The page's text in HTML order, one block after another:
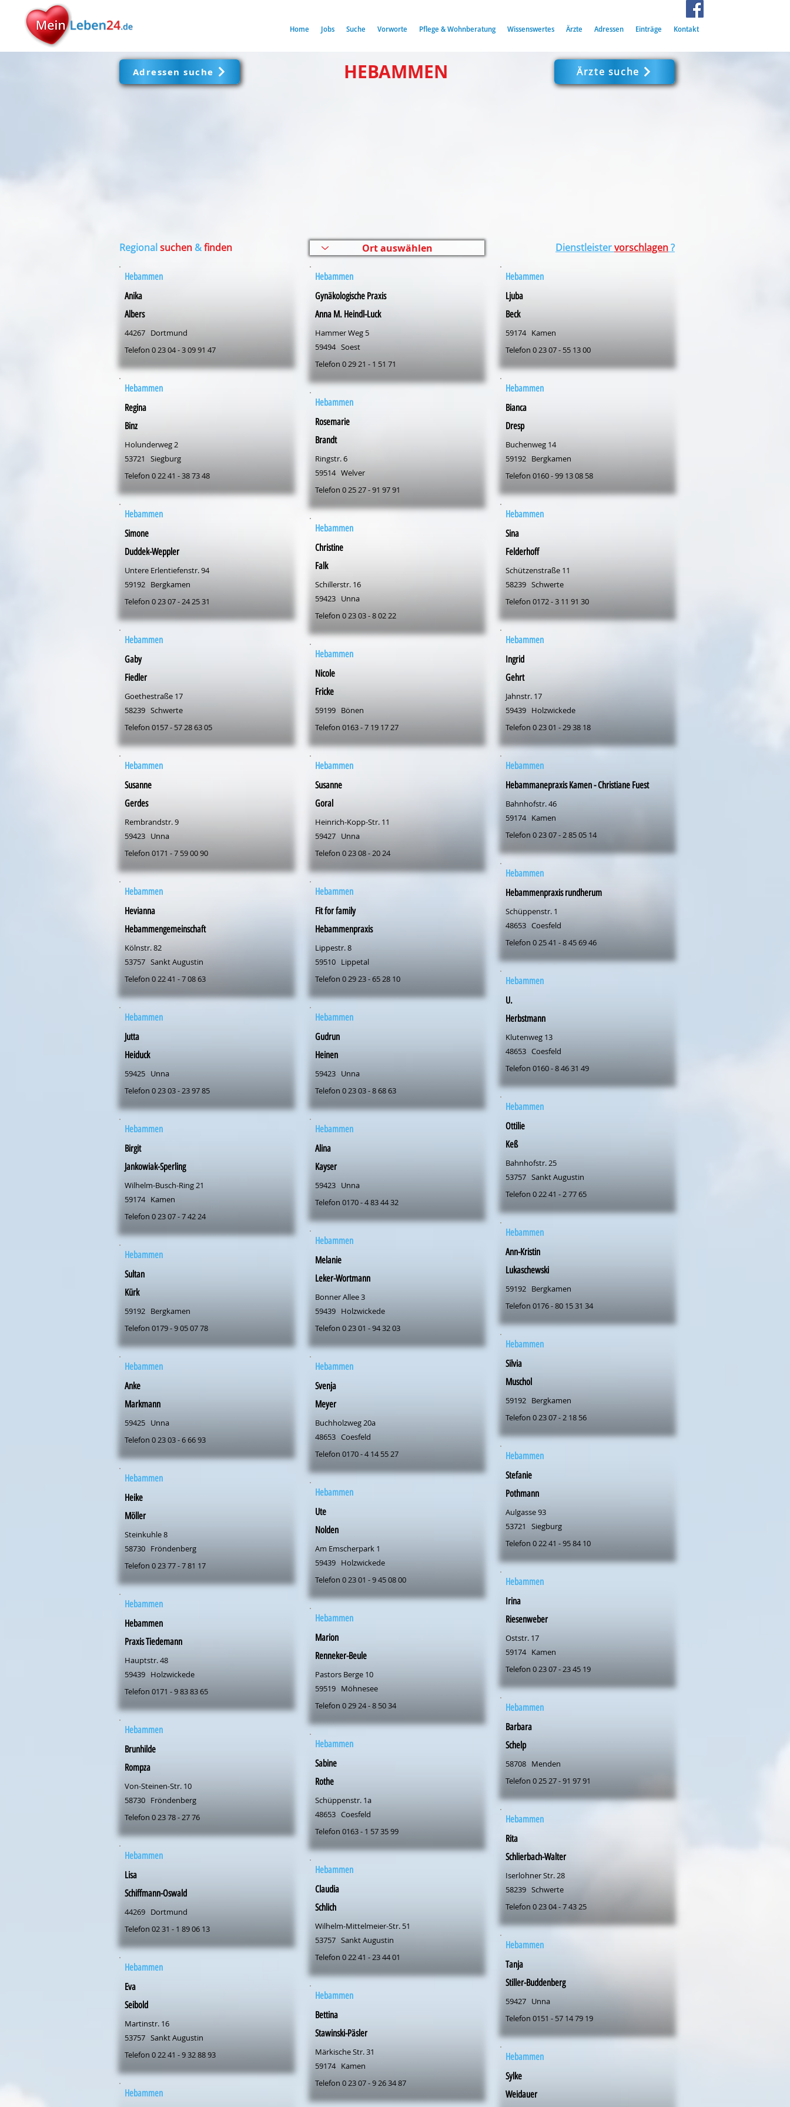
Home Jobs Suche Vorworte Pflege & Wohnberatung Wissenswertes Ärzte Adressen Einträge Kontakt
HEBAMMEN Ärzte suche
Adressen suche
Regional suchen &finden Dienstleistervorschlagen?
Hebammen
Anika
Albers
44267 Dortmund
Telefon 0 23 04 - 3 09 91 47
Hebammen
Regina
Binz
Holunderweg 2
53721
Siegburg
Telefon 0 22 41 - 38 73 48
Hebammen
Simone
Duddek-Weppler
Untere Erlentiefenstr. 94
59192 Bergkamen
Telefon 0 23 07 - 24 25 31
Hebammen
Gaby
Fiedler
Goethestraße 17
58239 Schwerte
Telefon 0157 - 57 28 63 05
Hebammen
Susanne
Gerdes
Rembrandstr. 9
59423 Unna
Telefon 0171 - 7 59 00 90
Hebammen
Hevianna
Hebammengemeinschaft
Kölnstr. 82
53757 Sankt Augustin
Telefon 0 22 41 - 7 08 63
Hebammen
Jutta
Heiduck
59425 Unna
Telefon 0 23 03 - 23 97 85
Hebammen
Birgit
Jankowiak-Sperling
Wilhelm-Busch-Ring 21
59174 Kamen
Telefon 0 23 07 - 7 42 24
Hebammen
Sultan
Kürk
59192 Bergkamen
Telefon 0179 - 9 05 07 78
Hebammen
Anke
Markmann
59425 Unna
Telefon 0 23 03 - 6 66 93
Hebammen
Heike
Möller
Steinkuhle 8
58730 Fröndenberg
Telefon 0 23 77 - 7 81 17
Hebammen
Hebammen
Praxis Tiedemann
Hauptstr. 48
59439 Holzwickede
Telefon 0171 - 9 83 83 65
Hebammen
Brunhilde
Rompza
Von-Steinen-Str. 10
58730 Fröndenberg
Telefon 0 23 78 - 27 76
Hebammen
Lisa
Schiffmann-Oswald
44269 Dortmund
Telefon 02 31 - 1 89 06 13
Hebammen
Eva
Seibold
Martinstr. 16
53757 Sankt Augustin
Telefon 0 22 41 - 9 32 88 93
Hebammen
Hebammen
Gynäkologische Praxis
Anna M. Heindl-Luck
Hammer Weg 5
59494 Soest
Telefon 0 29 21 - 1 51 71
Hebammen
Rosemarie
Brandt
Ringstr. 6
59514 Welver
Telefon 0 25 27 - 91 97 91
Hebammen
Christine
Falk
Schillerstr. 16
59423 Unna
Telefon 0 23 03 - 8 02 22
Hebammen
Nicole
Fricke
59199 Bönen
Telefon 0163 - 7 19 17 27
Hebammen
Susanne
Goral
Heinrich-Kopp-Str. 11
59427 Unna
Telefon 0 23 08 - 20 24
Hebammen
Fit for family
Hebammenpraxis
Lippestr. 8
59510 Lippetal
Telefon 0 29 23 - 65 28 10
Hebammen
Gudrun
Heinen
59423 Unna
Telefon 0 23 03 - 8 68 63
Hebammen
Alina
Kayser
59423 Unna
Telefon 0170 - 4 83 44 32
Hebammen
Melanie
Leker-Wortmann
Bonner Allee 3
59439 Holzwickede
Telefon 0 23 01 - 94 32 03
Hebammen
Svenja
Meyer
Buchholzweg 20a
48653 Coesfeld
Telefon 0170 - 4 14 55 27
Hebammen
Ute
Nolden
Am Emscherpark 1
59439 Holzwickede
Telefon 0 23 01 - 9 45 08 00
Hebammen
Marion
Renneker-Beule
Pastors Berge 10
59519 Möhnesee
Telefon 0 29 24 - 8 50 34
Hebammen
Sabine
Rothe
Schüppenstr. 1a
48653 Coesfeld
Telefon 0163 - 1 57 35 99
Hebammen
Claudia
Schlich
Wilhelm-Mittelmeier-Str. 51
53757 Sankt Augustin
Telefon 0 22 41 - 23 44 01
Hebammen
Bettina
Stawinski-Päsler
Märkische Str. 31
59174 Kamen
Telefon 0 23 07 - 9 26 34 87
Hebammen
Ljuba
Beck
59174 Kamen
Telefon 0 23 07 - 55 13 00
Hebammen
Bianca
Dresp
Buchenweg 14
59192 Bergkamen
Telefon 0160 - 99 13 08 58
Hebammen
Sina
Felderhoff
Schützenstraße 11
58239 Schwerte
Telefon 0172 - 3 11 91 30
Hebammen
Ingrid
Gehrt
Jahnstr. 17
59439 Holzwickede
Telefon 0 23 01 - 29 38 18
Hebammen
Hebammanepraxis Kamen - Christiane Fuest
Bahnhofstr. 46
59174 Kamen
Telefon 0 23 07 - 2 85 05 14
Hebammen
Hebammenpraxis rundherum
Schüppenstr. 1
48653 Coesfeld
Telefon 0 25 41 - 8 45 69 46
Hebammen
U.
Herbstmann
Klutenweg 13
48653 Coesfeld
Telefon 0160 - 8 46 31 49
Hebammen
Ottilie
Keß
Bahnhofstr. 25
53757 Sankt Augustin
Telefon 0 22 41 - 2 77 65
Hebammen
Ann-Kristin
Lukaschewski
59192 Bergkamen
Telefon 0176 - 80 15 31 34
Hebammen
Silvia
Muschol
59192 Bergkamen
Telefon 0 23 07 - 2 18 56
Hebammen
Stefanie
Pothmann
Aulgasse 93
53721
Siegburg
Telefon 0 22 41 - 95 84 10
Hebammen
Irina
Riesenweber
Oststr. 17
59174 Kamen
Telefon 0 23 07 - 23 45 19
Hebammen
Barbara
Schelp
58708 Menden
Telefon 0 25 27 - 91 97 91
Hebammen
Rita
Schlierbach-Walter
Iserlohner Str. 28
58239 Schwerte
Telefon 0 23 04 - 7 43 25
Hebammen
Tanja
Stiller-Buddenberg
59427 Unna
Telefon 0151 - 57 14 79 19
Hebammen
Sylke
Weidauer